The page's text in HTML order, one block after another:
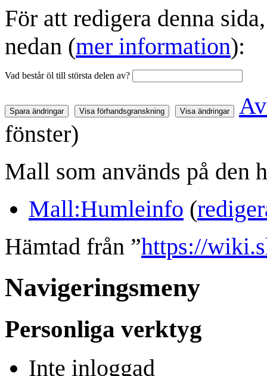
För att redigera denna
nedan (mer information):
Vad består öl till största delen av?
fönster)
Mall som används på den
Mall:Humleinfo (
Hämtad från ”https://
Navigeringsmeny
Personliga verktyg
Inte inloggad